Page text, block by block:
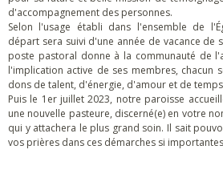
d'accompagnement des personnes.
Selon l'usage établi dans l'ensemble de
départ sera suivi d'une année de vacance de
poste pastoral donne à la communauté de
l'implication active de ses membres, chacun
dons de talent, d'énergie, d'amour et de
Puis le 1er juillet 2023, notre paroisse
une nouvelle pasteure, discerné(e) en votre
qui y attachera le plus grand soin. Il sait
vos prières dans ces démarches si